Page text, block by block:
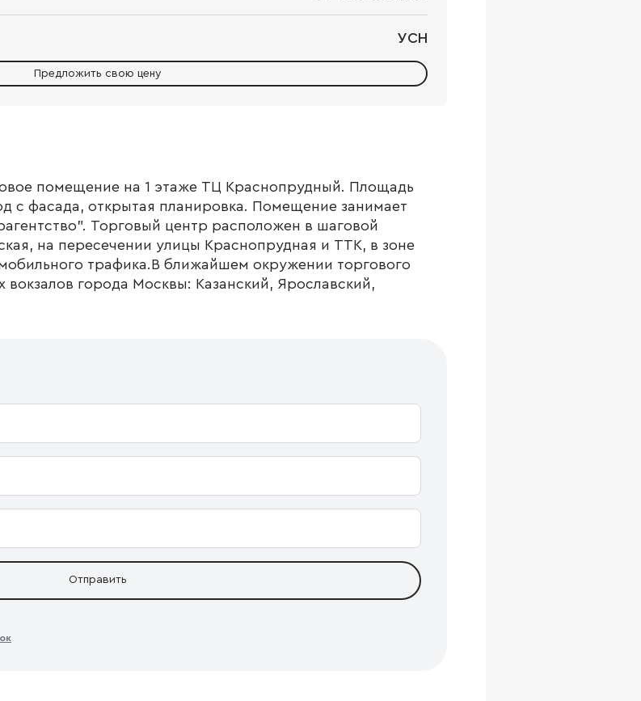
УСН
Предложить свою цену
помещение на 1 этаже ТЦ Краснопрудный. Площадь
с фасада, открытая планировка. Помещение занимает
Торговый центр расположен в шаговой
на пересечении улицы Краснопрудная и ТТК, в зоне
трафика.В ближайшем окружении торгового
города Москвы: Казанский, Ярославский,
Отправить